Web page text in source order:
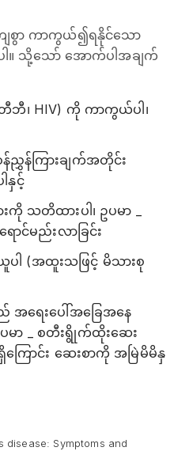
စွာ ကာကွယ်၍ရနိုင်သော
ါ။ သို့သော် အောက်ပါအချက်
တီဘီ၊ HIV) ကို ကာကွယ်ပါ၊
ညွှန်ကြားချက်အတိုင်း
နှင့်
သတိထားပါ၊ ဥပမာ _
ာင်မည်းလာခြင်း
ပါ (အထူးသဖြင့် မိသားစု
အရေးပေါ်အခြေအနေ
မာ _ စတီးရွိုက်ထိုးဆေး
ကြောင်း ဆေးစာကို အမြဲမိမိနှ
disease: Symptoms and